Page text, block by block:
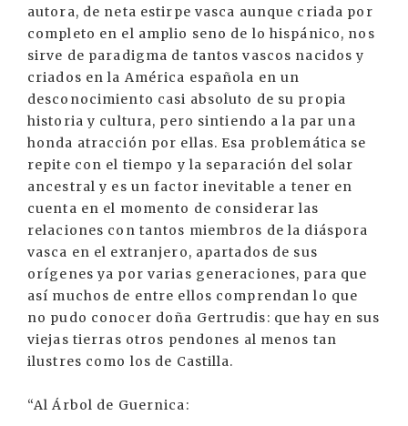
autora, de neta estirpe vasca aunque criada por
completo en el amplio seno de lo hispánico, nos
sirve de paradigma de tantos vascos nacidos y
criados en la América española en un
desconocimiento casi absoluto de su propia
historia y cultura, pero sintiendo a la par una
honda atracción por ellas. Esa problemática se
repite con el tiempo y la separación del solar
ancestral y es un factor inevitable a tener en
cuenta en el momento de considerar las
relaciones con tantos miembros de la diáspora
vasca en el extranjero, apartados de sus
orígenes ya por varias generaciones, para que
así muchos de entre ellos comprendan lo que
no pudo conocer doña Gertrudis: que hay en sus
viejas tierras otros pendones al menos tan
ilustres como los de Castilla.
“Al Árbol de Guernica: